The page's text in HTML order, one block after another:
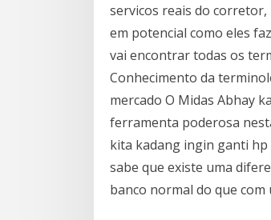
servicos reais do
em potencial como eles
vai encontrar todas os
Conhecimento da
mercado O Midas Abhay
ferramenta poderosa
kita kadang ingin ganti
sabe que existe uma
banco normal do que